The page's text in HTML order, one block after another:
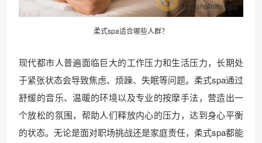
柔式spa适合哪些人群？
现代都市人普遍面临巨大的工作压力和生活压力，长期处
于紧张状态会导致焦虑、烦躁、失眠等问题。柔式spa通过
舒缓的音乐、温暖的环境以及专业的按摩手法，营造出一
个放松的氛围，帮助人们释放内心的压力，达到身心平衡
的状态。无论是面对职场挑战还是家庭责任，柔式spa都能